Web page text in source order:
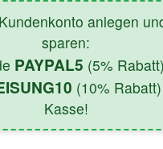
Kundenkonto anlegen
sparen:
PAYPAL5 (5%
(10%
Kasse!